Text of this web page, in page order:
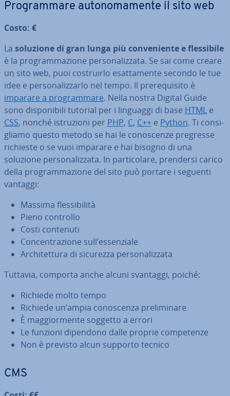
Pro­gram­ma­re au­to­no­ma­men­te il sito web
Costo: €
La soluzione di gran lunga più con­ve­nien­te e fles­si­bi­le
è la pro­gram­ma­zio­ne per­so­na­liz­za­ta. Se sai come creare
un sito web, puoi co­struir­lo esat­ta­men­te secondo le tue
idee e per­so­na­liz­zar­lo nel tempo. Il pre­re­qui­si­to è
imparare a pro­gram­ma­re. Nella nostra Digital Guide
sono di­spo­ni­bi­li tutorial per i linguaggi di base HTML e
CSS, nonché istru­zio­ni per PHP, C, C++ e Python. Ti con­si­
glia­mo questo metodo se hai le co­no­scen­ze pregresse
richieste o se vuoi imparare e hai bisogno di una
soluzione per­so­na­liz­za­ta. In par­ti­co­la­re, prendersi carico
della pro­gram­ma­zio­ne del sito può portare i seguenti
vantaggi:
Massima fles­si­bi­li­tà
Pieno controllo
Costi contenuti
Con­cen­tra­zio­ne sull’es­sen­zia­le
Ar­chi­tet­tu­ra di sicurezza per­so­na­liz­za­ta
Tuttavia, comporta anche alcuni svantaggi, poiché:
Richiede molto tempo
Richiede un’ampia co­no­scen­za pre­li­mi­na­re
È mag­gior­men­te soggetto a errori
Le funzioni dipendono dalle proprie com­pe­ten­ze
Non è previsto alcun supporto tecnico
CMS